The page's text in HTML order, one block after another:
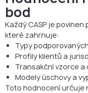
bod
Každý CASP je
které zahrnuje:
Typy
Profily klientů a
Transakční vzorce a
Modely úschovy a
Toto hodnocení určuje